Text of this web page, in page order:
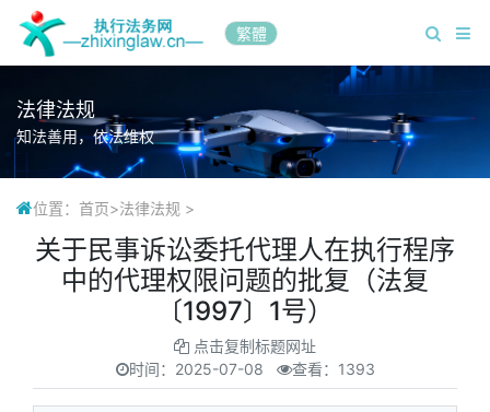
繁體
法律法规
知法善用，依法维权
位置： 首页>法律法规 >
关于民事诉讼委托代理人在执行程序
中的代理权限问题的批复（法复
〔1997〕1号）
点击复制标题网址
时间： 2025-07-08 查看：1393